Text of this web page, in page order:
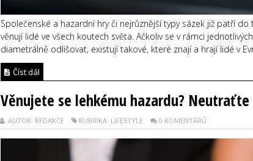
Společenské a hazardní hry či nejrůznější typy sázek již patří
věnují lidé ve všech koutech světa. Ačkoliv se v rámci
diametrálně odlišovat, existují takové, které znají a hrají lidé v
Číst dál
Věnujete se lehkému hazardu?
AUTOR: REDAKCE RUBRIKA: LIFESTYLE 0 KOMENTÁŘŮ